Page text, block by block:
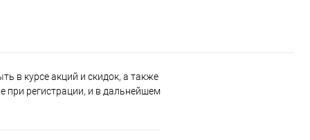
в курсе акций и скидок, а также
при регистрации, и в дальнейшем